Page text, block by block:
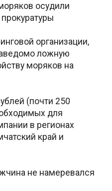
осудили
организации,
ложную
моряков на
(почти 250
для
в регионах
край и
не намеревался